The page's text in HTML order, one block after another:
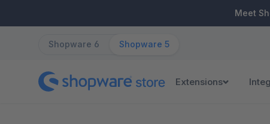
Meet
Shopware 6 Shopware 5
Extensions